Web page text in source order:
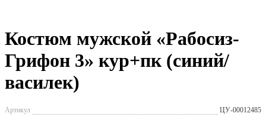
Костюм мужской «Рабосиз-
Грифон 3» кур+пк (синий/
василек)
Артикул ЦУ-00012485